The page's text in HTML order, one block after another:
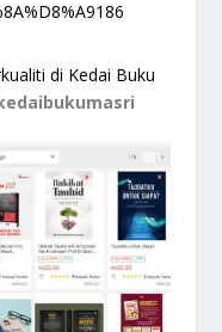
di Kedai Buku